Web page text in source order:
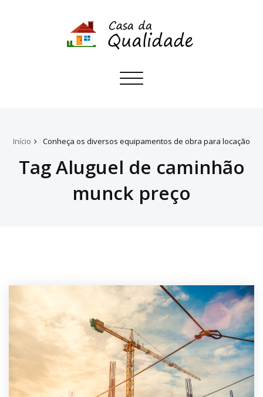
Toggle
Início Conheça os diversos equipamentos de obra para locação
Tag Aluguel de caminhão
munck preço